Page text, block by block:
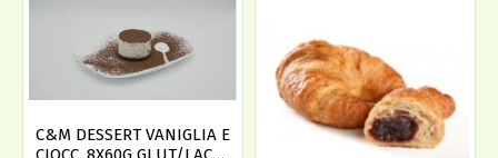
C&M DESSERT VANIGLIA E